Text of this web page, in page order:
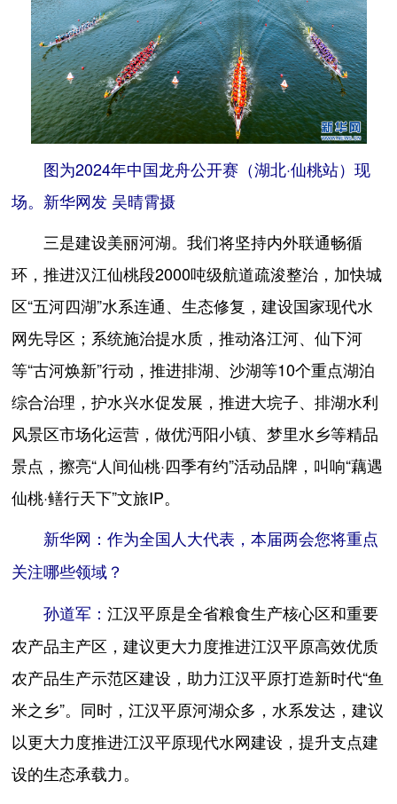
图为2024年中国龙舟公开赛（湖北·仙桃站）现
场。新华网发 吴晴霄摄
三是建设美丽河湖。我们将坚持内外联通畅循
环，推进汉江仙桃段2000吨级航道疏浚整治，加快城
区“五河四湖”水系连通、生态修复，建设国家现代水
网先导区；系统施治提水质，推动洛江河、仙下河
等“古河焕新”行动，推进排湖、沙湖等10个重点湖泊
综合治理，护水兴水促发展，推进大垸子、排湖水利
风景区市场化运营，做优沔阳小镇、梦里水乡等精品
景点，擦亮“人间仙桃·四季有约”活动品牌，叫响“藕遇
仙桃·鳝行天下”文旅IP。
新华网：作为全国人大代表，本届两会您将重点
关注哪些领域？
孙道军：江汉平原是全省粮食生产核心区和重要
农产品主产区，建议更大力度推进江汉平原高效优质
农产品生产示范区建设，助力江汉平原打造新时代“鱼
米之乡”。同时，江汉平原河湖众多，水系发达，建议
以更大力度推进江汉平原现代水网建设，提升支点建
设的生态承载力。